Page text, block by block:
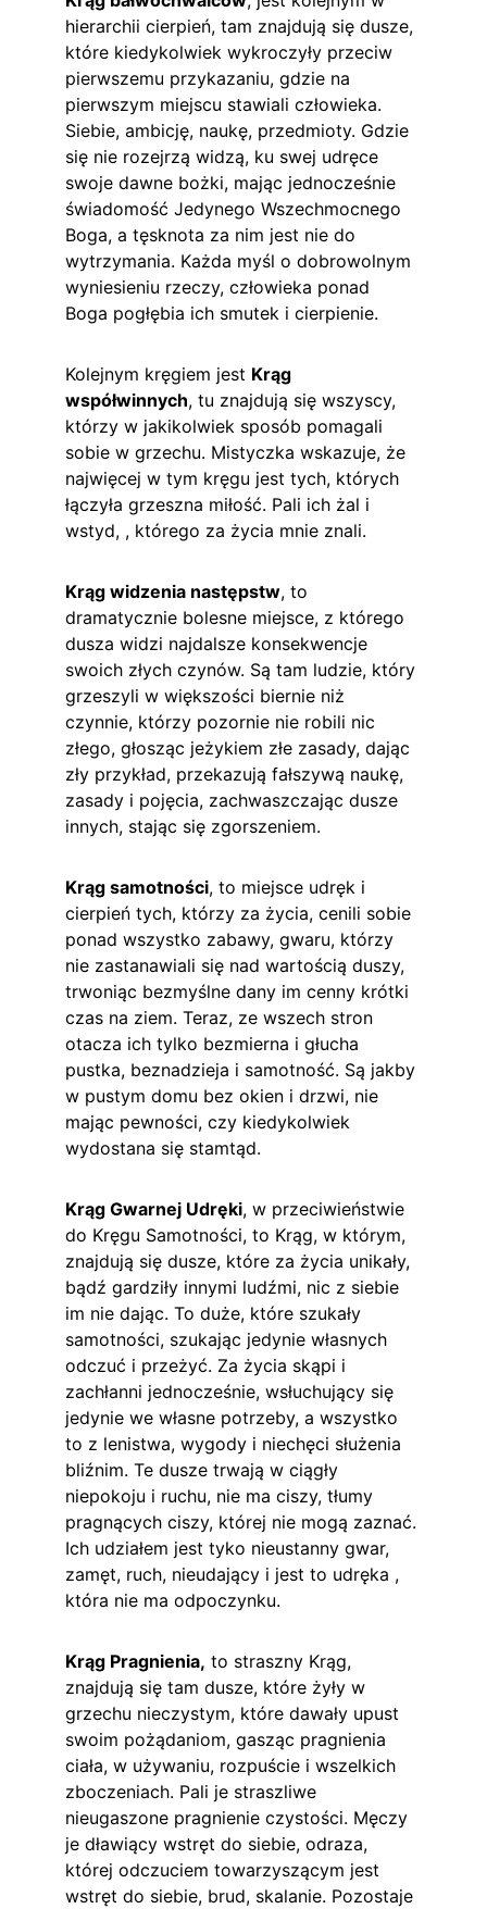
hierarchii cierpień, tam znajdują się dusze,
które kiedykolwiek wykroczyły przeciw
pierwszemu przykazaniu, gdzie na
pierwszym miejscu stawiali człowieka.
Siebie, ambicję, naukę, przedmioty. Gdzie
się nie rozejrzą widzą, ku swej udręce
swoje dawne bożki, mając jednocześnie
świadomość Jedynego Wszechmocnego
Boga, a tęsknota za nim jest nie do
wytrzymania. Każda myśl o dobrowolnym
wyniesieniu rzeczy, człowieka ponad
Boga pogłębia ich smutek i cierpienie.
Kolejnym kręgiem jest Krąg
współwinnych, tu znajdują się wszyscy,
którzy w jakikolwiek sposób pomagali
sobie w grzechu. Mistyczka wskazuje, że
najwięcej w tym kręgu jest tych, których
łączyła grzeszna miłość. Pali ich żal i
wstyd, , którego za życia mnie znali.
Krąg widzenia następstw, to
dramatycznie bolesne miejsce, z którego
dusza widzi najdalsze konsekwencje
swoich złych czynów. Są tam ludzie, który
grzeszyli w większości biernie niż
czynnie, którzy pozornie nie robili nic
złego, głosząc jeżykiem złe zasady, dając
zły przykład, przekazują fałszywą naukę,
zasady i pojęcia, zachwaszczając dusze
innych, stając się zgorszeniem.
Krąg samotności, to miejsce udręk i
cierpień tych, którzy za życia, cenili sobie
ponad wszystko zabawy, gwaru, którzy
nie zastanawiali się nad wartością duszy,
trwoniąc bezmyślne dany im cenny krótki
czas na ziem. Teraz, ze wszech stron
otacza ich tylko bezmierna i głucha
pustka, beznadzieja i samotność. Są jakby
w pustym domu bez okien i drzwi, nie
mając pewności, czy kiedykolwiek
wydostana się stamtąd.
Krąg Gwarnej Udręki, w przeciwieństwie
do Kręgu Samotności, to Krąg, w którym,
znajdują się dusze, które za życia unikały,
bądź gardziły innymi ludźmi, nic z siebie
im nie dając. To duże, które szukały
samotności, szukając jedynie własnych
odczuć i przeżyć. Za życia skąpi i
zachłanni jednocześnie, wsłuchujący się
jedynie we własne potrzeby, a wszystko
to z lenistwa, wygody i niechęci służenia
bliźnim. Te dusze trwają w ciągły
niepokoju i ruchu, nie ma ciszy, tłumy
pragnących ciszy, której nie mogą zaznać.
Ich udziałem jest tyko nieustanny gwar,
zamęt, ruch, nieudający i jest to udręka ,
która nie ma odpoczynku.
Krąg Pragnienia, to straszny Krąg,
znajdują się tam dusze, które żyły w
grzechu nieczystym, które dawały upust
swoim pożądaniom, gasząc pragnienia
ciała, w używaniu, rozpuście i wszelkich
zboczeniach. Pali je straszliwe
nieugaszone pragnienie czystości. Męczy
je dławiący wstręt do siebie, odraza,
której odczuciem towarzyszącym jest
wstręt do siebie, brud, skalanie. Pozostaje